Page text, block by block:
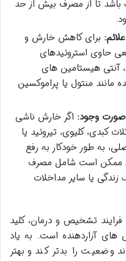
تا از مصرف بیش از حد
برای کاهش خارش و
حاوی استروئیدهای
آنتی هیستامین های
مانند منتول یا پراموکسین
صورت وجود: اگر خارش ناشی
کبدی، کلیوی، تیروئید یا
به طور خودکار به رفع
ممکن است شامل مصرف
یا سایر مداخلات
تشخیص و درمان، کلید
آزاردهنده است. به یاد
وضعیت را بدتر کند و بهتر